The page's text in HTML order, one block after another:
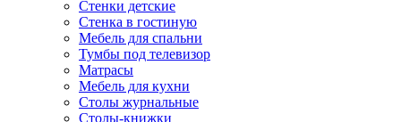
Стенки детские
Стенка в гостиную
Мебель для спальни
Тумбы под телевизор
Матрасы
Мебель для кухни
Столы журнальные
Столы-книжки